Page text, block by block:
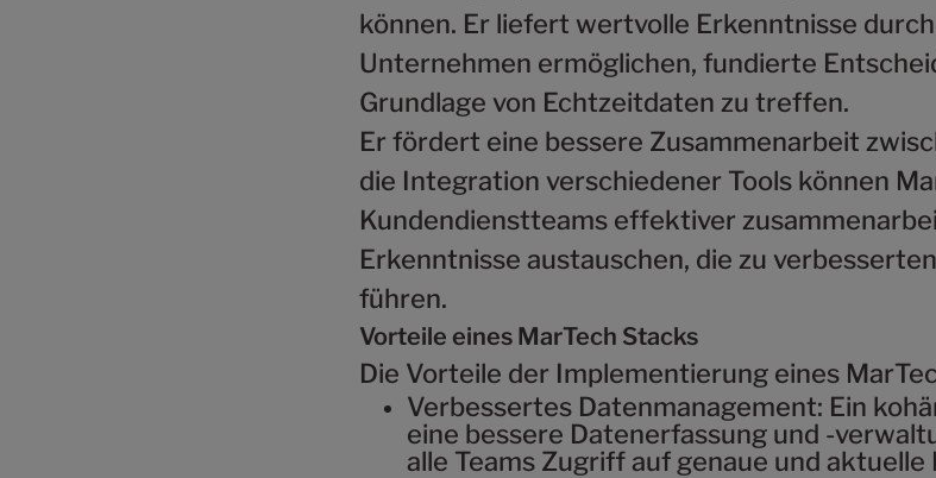
können. Er liefert wertvolle Erkenntnisse
Unternehmen ermöglichen, fundierte
Grundlage von Echtzeitdaten zu treffen.
Er fördert eine bessere Zusammenarbeit
die Integration verschiedener Tools können
Kundendienstteams effektiver
Erkenntnisse austauschen, die zu
führen.
Vorteile eines MarTech Stacks
Die Vorteile der Implementierung eines
Verbessertes Datenmanagement: Ein
eine bessere Datenerfassung und -
alle Teams Zugriff auf genaue und